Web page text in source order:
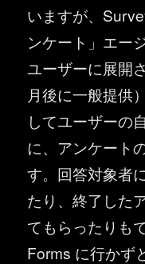
いますが、
ンケート」エー
ユーザーに展開
月後に一般提供
してユーザーの
に、アンケート
す。回答対象者
たり、終了した
てもらったりも
Forms に行かず